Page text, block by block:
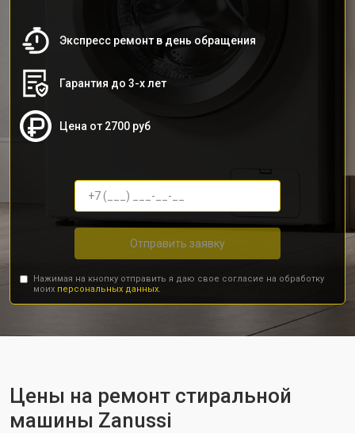
Экспресс ремонт в день обращения
Гарантия до 3-х лет
Цена от 2700 руб
Отправить заявку
Нажимая на кнопку отправить я даю свое согласие на обработку
моих персональных данных.
Цены на ремонт стиральной
машины Zanussi